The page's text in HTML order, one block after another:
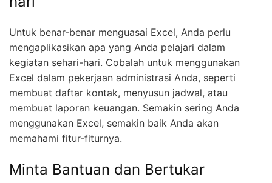
Untuk benar-benar menguasai Excel, Anda perlu
mengaplikasikan apa yang Anda pelajari dalam
kegiatan sehari-hari. Cobalah untuk menggunakan
Excel dalam pekerjaan administrasi Anda, seperti
membuat daftar kontak, menyusun jadwal, atau
membuat laporan keuangan. Semakin sering Anda
menggunakan Excel, semakin baik Anda akan
memahami fitur-fiturnya.
Minta Bantuan dan Bertukar